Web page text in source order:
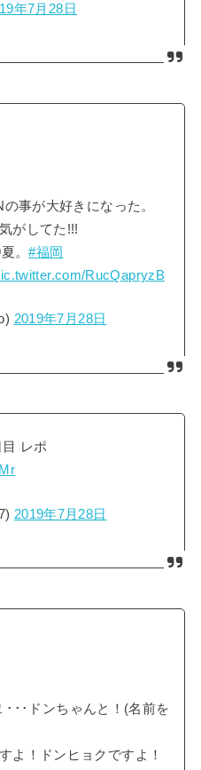
年7月28日
事が大好きになった。
がしてた!!!
。#福岡
RucQapryzB
2019年7月28日
レポ
2019年7月28日
･･･ドンちゃんと！(名前を
よ！ドンヒョクですよ！